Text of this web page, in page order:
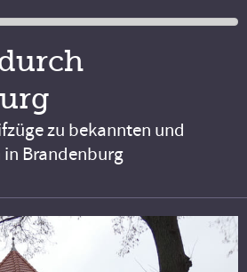
zu bekannten und
in Brandenburg